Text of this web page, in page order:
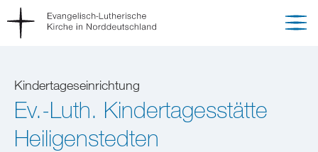
Kindertageseinrichtung
Ev.-Luth. Kindertagesstätte
Heiligenstedten